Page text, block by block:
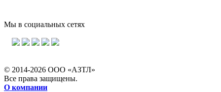
Мы в социальных сетях
© 2014-2026 ООО «АЗТЛ»
Все права защищены.
О компании